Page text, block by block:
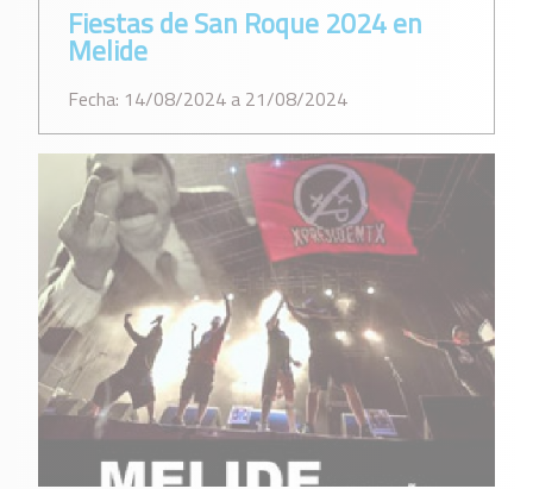
Fiestas de San Roque 2024 en
Melide
Fecha: 14/08/2024 a 21/08/2024